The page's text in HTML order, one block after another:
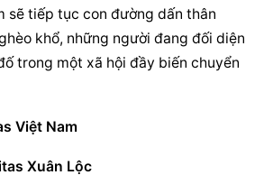
sẽ tiếp tục con đường dấn thân
khổ, những người đang đối diện
trong một xã hội đầy biến chuyển
Việt Nam
Xuân Lộc